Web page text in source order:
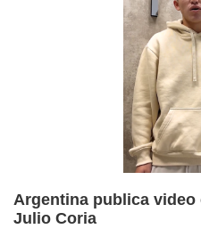
Argentina publica
Julio Coria